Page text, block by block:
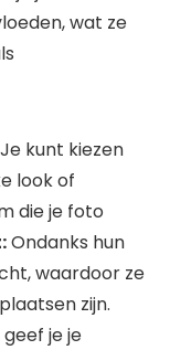
wat ze
Je kunt kiezen
look of
die je foto
Ondanks hun
waardoor ze
zijn.
je je